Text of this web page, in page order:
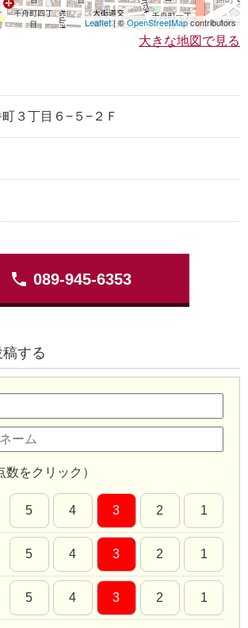
Leaflet| ©OpenStreetMapcontributors
大きな地図で見る
３丁目６−５−２Ｆ
phone 089-945-6353
する
をクリック）
5 4 3 2 1
5 4 3 2 1
5 4 3 2 1